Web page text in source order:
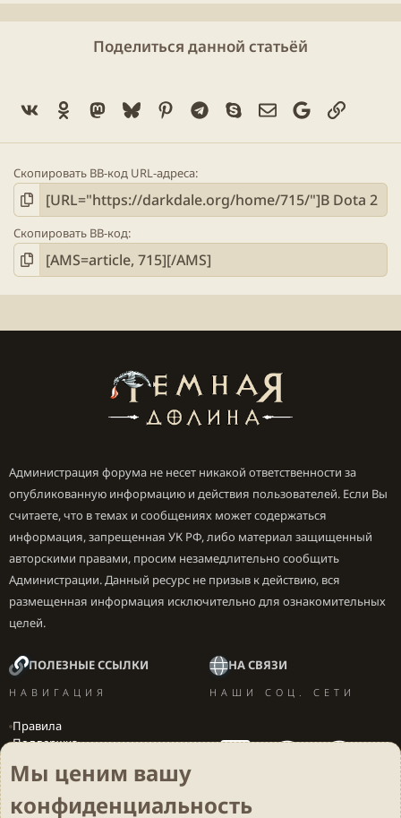
уровень)
Особые крипы на линиях (182 уровень)
Поделиться данной статьёй
Vk Ok Mastodon
BlueskyPinterestTelegram
SkypeЭлектронная
GoogleСсылка
Скопировать BB-код URL-адреса
Скопировать BB-код
Администрация форума не несет никакой ответственности за
опубликованную информацию и действия пользователей. Если Вы
считаете, что в темах и сообщениях может содержаться
информация, запрещенная УК РФ, либо материал защищенный
авторскими правами, просим незамедлительно сообщить
Администрации. Данный ресурс не призыв к действию, вся
размещенная информация исключительно для ознакомительных
целей.
ПОЛЕЗНЫЕ ССЫЛКИ
НАВИГАЦИЯ
Правила
Поддержка
Локализация игр
НА СВЯЗИ
НАШИ СОЦ. СЕТИ
Мы ценим вашу
конфиденциальность